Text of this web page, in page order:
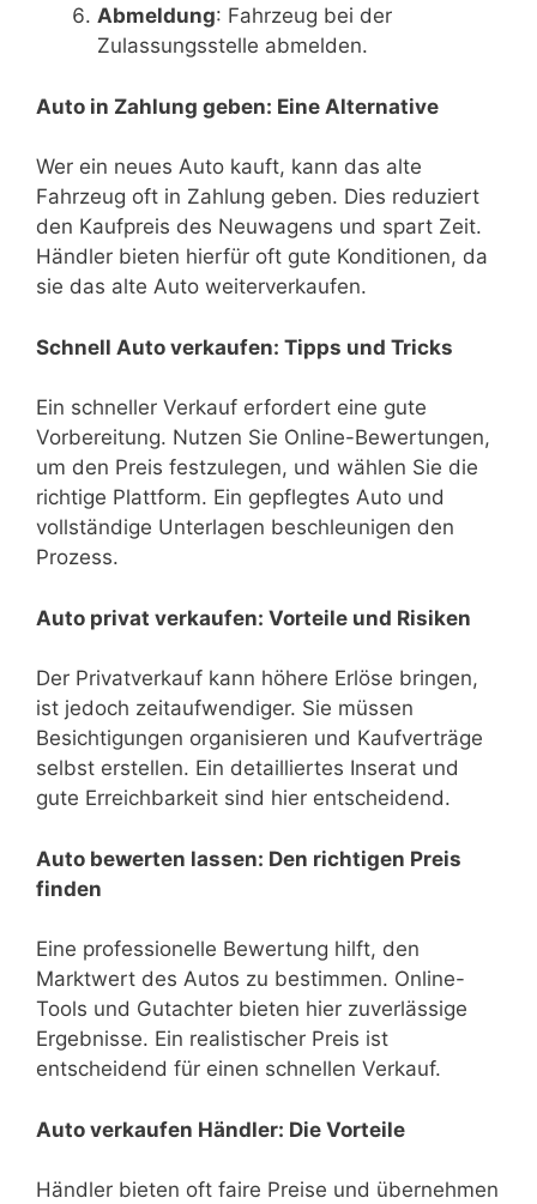
Abmeldung: Fahrzeug bei der
Zulassungsstelle abmelden.
Auto in Zahlung geben: Eine Alternative
Wer ein neues Auto kauft, kann das alte
Fahrzeug oft in Zahlung geben. Dies reduziert
den Kaufpreis des Neuwagens und spart Zeit.
Händler bieten hierfür oft gute Konditionen, da
sie das alte Auto weiterverkaufen.
Schnell Auto verkaufen: Tipps und Tricks
Ein schneller Verkauf erfordert eine gute
Vorbereitung. Nutzen Sie Online-Bewertungen,
um den Preis festzulegen, und wählen Sie die
richtige Plattform. Ein gepflegtes Auto und
vollständige Unterlagen beschleunigen den
Prozess.
Auto privat verkaufen: Vorteile und Risiken
Der Privatverkauf kann höhere Erlöse bringen,
ist jedoch zeitaufwendiger. Sie müssen
Besichtigungen organisieren und Kaufverträge
selbst erstellen. Ein detailliertes Inserat und
gute Erreichbarkeit sind hier entscheidend.
Auto bewerten lassen: Den richtigen Preis
finden
Eine professionelle Bewertung hilft, den
Marktwert des Autos zu bestimmen. Online-
Tools und Gutachter bieten hier zuverlässige
Ergebnisse. Ein realistischer Preis ist
entscheidend für einen schnellen Verkauf.
Auto verkaufen Händler: Die Vorteile
Händler bieten oft faire Preise und übernehmen